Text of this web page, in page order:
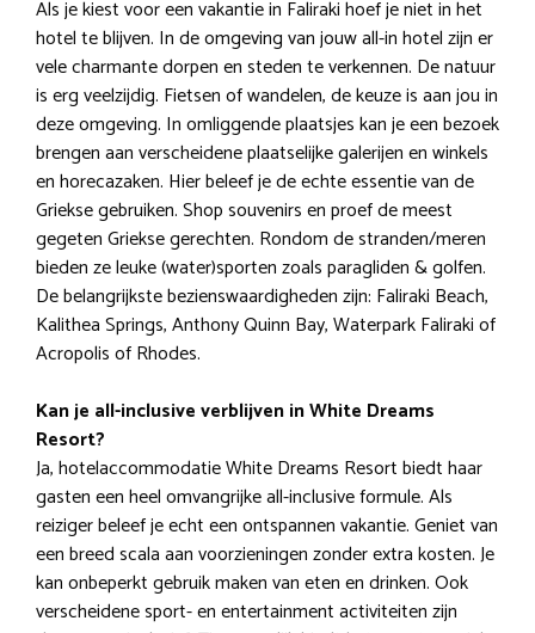
Als je kiest voor een vakantie in Faliraki hoef je niet in het
hotel te blijven. In de omgeving van jouw all-in hotel zijn er
vele charmante dorpen en steden te verkennen. De natuur
is erg veelzijdig. Fietsen of wandelen, de keuze is aan jou in
deze omgeving. In omliggende plaatsjes kan je een bezoek
brengen aan verscheidene plaatselijke galerijen en winkels
en horecazaken. Hier beleef je de echte essentie van de
Griekse gebruiken. Shop souvenirs en proef de meest
gegeten Griekse gerechten. Rondom de stranden/meren
bieden ze leuke (water)sporten zoals paragliden & golfen.
De belangrijkste bezienswaardigheden zijn: Faliraki Beach,
Kalithea Springs, Anthony Quinn Bay, Waterpark Faliraki of
Acropolis of Rhodes.
Kan je all-inclusive verblijven in White Dreams
Resort?
Ja, hotelaccommodatie White Dreams Resort biedt haar
gasten een heel omvangrijke all-inclusive formule. Als
reiziger beleef je echt een ontspannen vakantie. Geniet van
een breed scala aan voorzieningen zonder extra kosten. Je
kan onbeperkt gebruik maken van eten en drinken. Ook
verscheidene sport- en entertainment activiteiten zijn